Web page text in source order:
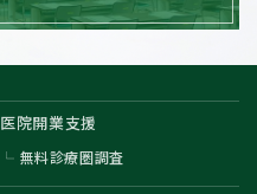
医院開業支援
無料診療圏調査